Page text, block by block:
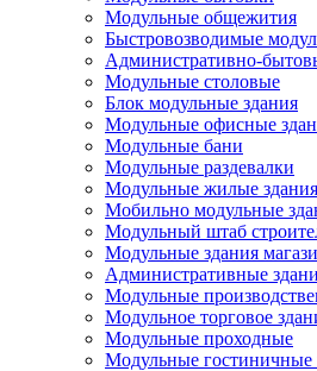
Модульные общежития
Быстровозводимые
Административно-
Модульные столовые
Блок модульные здания
Модульные офисные
Модульные бани
Модульные раздевалки
Модульные жилые здания
Мобильно модульные
Модульный штаб
Модульные здания
Административные
Модульные
Модульное торговое
Модульные проходные
Модульные гостиничные